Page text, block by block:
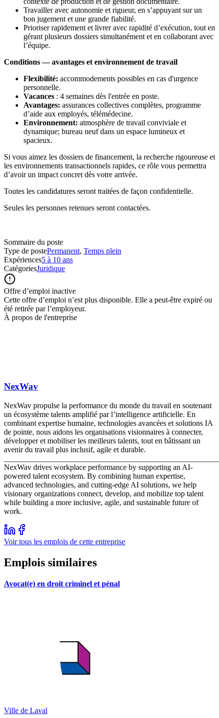
Travailler avec autonomie et rigueur, en s’appuyant sur un
bon jugement et une grande fiabilité.
Prioriser rapidement et livrer avec rapidité d’exécution, tout en
gérant plusieurs dossiers simultanément et en collaborant avec
l’équipe.
Conditions — avantages et environnement de travail
Flexibilité: accommodements possibles en cas d'urgence
personnelle.
Vacances : 4 semaines dès l'entrée en poste.
Avantages: assurances collectives complètes, programme
d’aide aux employés, télémédecine.
Environnement: atmosphère de travail conviviale et
dynamique; bureau neuf dans un espace lumineux et
spacieux.
Si vous aimez les dossiers de financement, la recherche rigoureuse et
les environnements transactionnels rapides, ce rôle vous permettra
d’avoir un impact concret dès votre arrivée.
Toutes les candidatures seront traitées de façon confidentielle.
Seules les personnes retenues seront contactées.
Sommaire du poste
Type de postePermanent, Temps plein
Expériences5 à 10 ans
CatégoriesJuridique
Offre d’emploi inactive
Cette offre d’emploi n’est plus disponible. Elle a peut-être expiré ou
été retirée par l’employeur.
À propos de l'entreprise
NexWav
NexWav propulse la performance du monde du travail en soutenant
un écosystème talents amplifié par l’intelligence artificielle. En
combinant expertise humaine, technologies avancées et solutions IA
de pointe, nous aidons les organisations visionnaires à connecter,
développer et mobiliser les meilleurs talents, tout en bâtissant un
avenir du travail plus inclusif, agile et durable.
NexWav drives workplace performance by supporting an AI-
powered talent ecosystem. By combining human expertise,
advanced technologies, and cutting-edge AI solutions, we help
visionary organizations connect, develop, and mobilize top talent
while building a more inclusive, agile, and sustainable future of
work.
Voir tous les emplois de cette entreprise
Emplois similaires
Avocat(e) en droit criminel et pénal
Ville de Laval